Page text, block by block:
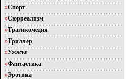
»Спорт
»Сюрреализм
»Трагикомедия
»Триллер
»Ужасы
»Фантастика
»Эротика